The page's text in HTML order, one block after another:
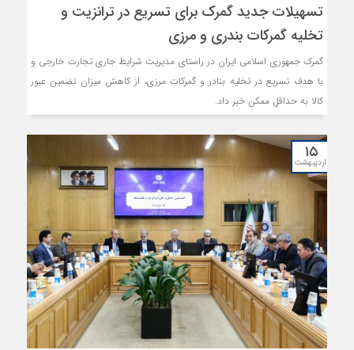
تسهیلات جدید گمرک برای تسریع در ترانزیت و
تخلیه گمرکات بندری و مرزی
گمرک جمهوری اسلامی ایران در راستای مدیریت شرایط جاری تجارت خارجی و
با هدف تسریع در تخلیه بنادر و گمرکات مرزی، از کاهش میزان تضمین عبور
کالا به حداقل ممکن خبر داد.
۱۵
اردیبهشت